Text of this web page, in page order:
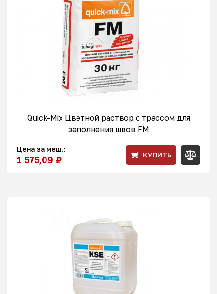
Quick-Mix Цветной раствор с трассом для
заполнения швов FM
Цена за меш.:
1 575,09 ₽ КУПИТЬ